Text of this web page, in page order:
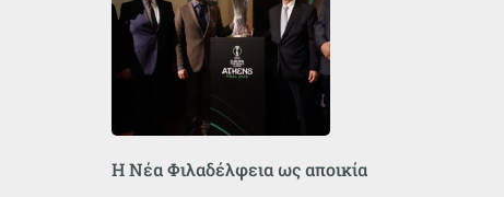
Η Νέα Φιλαδέλφεια ως αποικία